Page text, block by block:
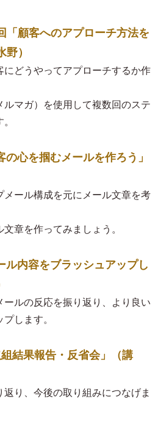
「顧客へのアプローチ方法を
）
どうやってアプローチするか作
マガ）を使用して複数回のステ
心を掴むメールを作ろう」
ール構成を元にメール文章を考
章を作ってみましょう。
ル内容をブラッシュアップし
ルの反応を振り返り、より良い
します。
結果報告・反省会」（講
り、今後の取り組みにつなげま